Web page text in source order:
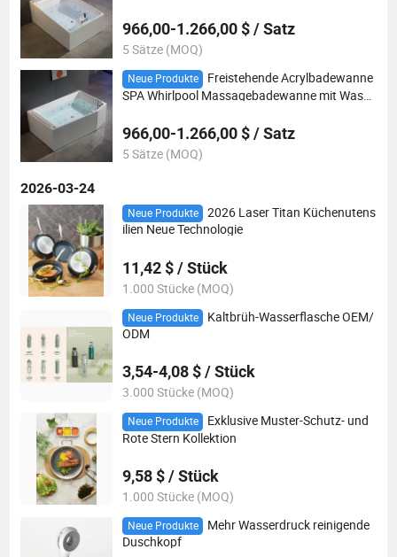
966,00-1.266,00 $ / Satz
5 Sätze (MOQ)
Neue Produkte
Freistehende Acrylbadewanne
SPA Whirlpool Massagebadewanne mit Wasse
966,00-1.266,00 $ / Satz
5 Sätze (MOQ)
2026-03-24
Neue Produkte
2026 Laser Titan Küchenutens
ilien Neue Technologie
11,42 $ / Stück
1.000 Stücke (MOQ)
Neue Produkte
Kaltbrüh-Wasserflasche OEM/
ODM
3,54-4,08 $ / Stück
3.000 Stücke (MOQ)
Neue Produkte
Exklusive Muster-Schutz- und
Rote Stern Kollektion
9,58 $ / Stück
1.000 Stücke (MOQ)
Neue Produkte
Mehr Wasserdruck reinigende
Duschkopf